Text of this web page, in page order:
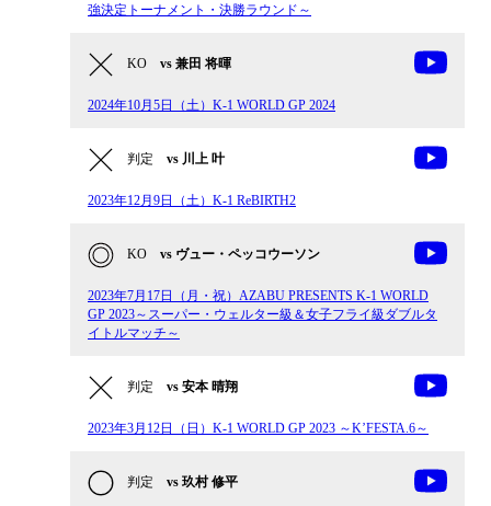
強決定トーナメント・決勝ラウンド～
KO vs 兼田 将暉
2024年10月5日（土）K-1 WORLD GP 2024
判定 vs 川上 叶
2023年12月9日（土）K-1 ReBIRTH2
KO vs ヴュー・ペッコウーソン
2023年7月17日（月・祝）AZABU PRESENTS K-1 WORLD
GP 2023～スーパー・ウェルター級＆女子フライ級ダブルタ
イトルマッチ～
判定 vs 安本 晴翔
2023年3月12日（日）K-1 WORLD GP 2023 ～K’FESTA.6～
判定 vs 玖村 修平